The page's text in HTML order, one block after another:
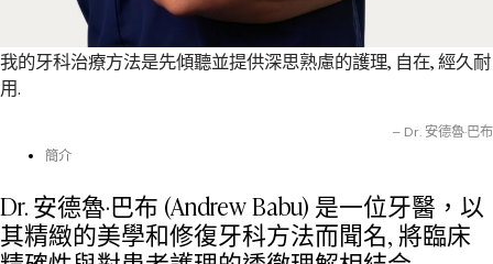
我的牙科治療方法是先傾聽並提供深思熟慮的護理, 自在, 經久耐
用.
– Dr. 安德魯·巴布
簡介
Dr. 安德魯·巴布 (Andrew Babu) 是一位牙醫，以
其精緻的美學和修復牙科方法而聞名, 將臨床